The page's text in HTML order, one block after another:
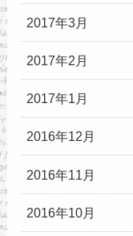
2017年3月
2017年2月
2017年1月
2016年12月
2016年11月
2016年10月